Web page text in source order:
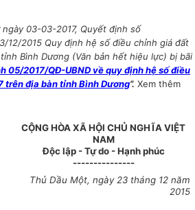
ngày 03-03-2017, Quyết định số
12/2015 Quy định hệ số điều chỉnh giá đất
Bình Dương (Văn bản hết hiệu lực) bị bãi
05/2017/QĐ-UBND về quy định hệ số điều
trên địa bàn tỉnh Bình Dương”. Xem thêm
CỘNG HÒA XÃ HỘI CHỦ NGHĨA VIỆT
NAM
Độc lập - Tự do - Hạnh phúc
---------------
Thủ Dầu Một, ngày 23 tháng 12 năm
2015